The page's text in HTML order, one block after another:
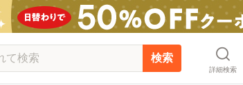
検索
詳細検索